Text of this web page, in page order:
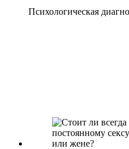
Психологическая